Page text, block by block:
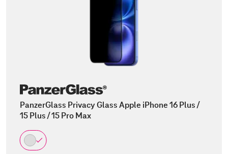
PanzerGlass Privacy Glass Apple iPhone 16 Plus /
15 Plus / 15 Pro Max